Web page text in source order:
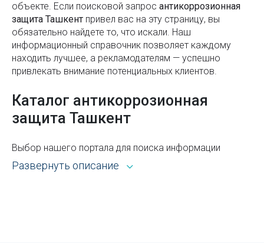
Население Узбекистана
Дресс-код – что это такое, виды и фото
Какой газон лучше: с газонной травой или
клевером?
Чиланзарский район
Как узнать, есть ли у частного ВУЗа в Узбекистане
Узбекский театр музыкальной драмы и комедии
имени Мукими в Ташкенте
объекте. Если поисковой запроc антикоррозионная
защита Ташкент привел вас на эту страницу, вы
обязательно найдете то, что искали. Наш
информационный справочник позволяет каждому
находить лучшее, а рекламодателям — успешно
привлекать внимание потенциальных клиентов.
Каталог антикоррозионная
защита Ташкент
Выбор нашего портала для поиска информации
открывает широкие возможности. Каталог Sprav для
пользователей и рекламодателей — это:
Развернуть описание